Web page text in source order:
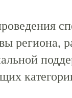
региона,